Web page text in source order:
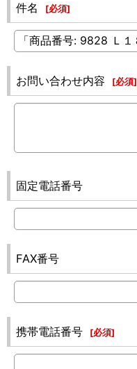
件名 [必須]
お問い合わせ内容 [必須]
固定電話番号
FAX番号
携帯電話番号 [必須]